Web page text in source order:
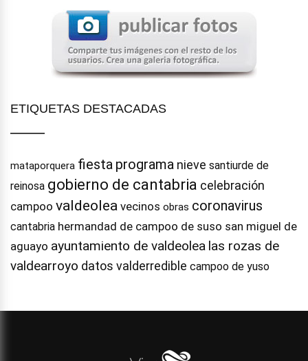
ETIQUETAS DESTACADAS
mataporquera fiesta programa nieve santiurde de
reinosa gobierno de cantabria celebración
campoo valdeolea vecinos obras coronavirus
cantabria hermandad de campoo de suso san miguel de
aguayo ayuntamiento de valdeolea las rozas de
valdearroyo datos valderredible campoo de yuso